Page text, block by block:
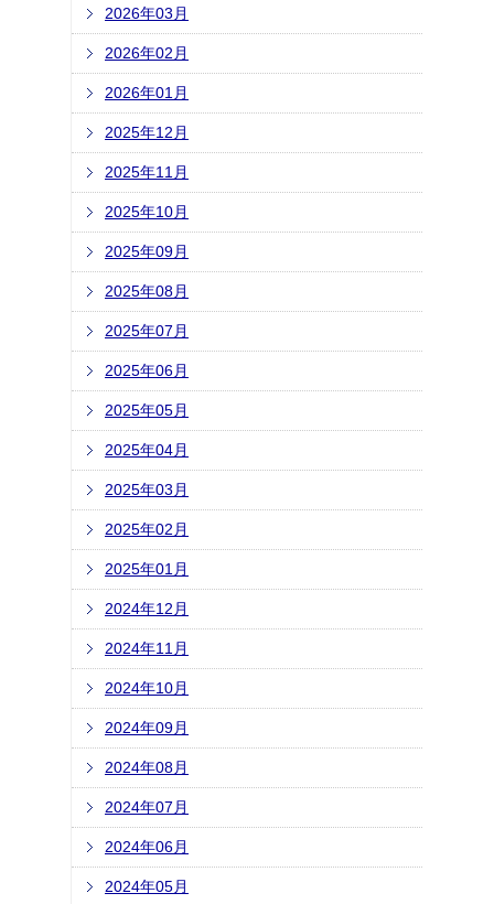
2026年03月
2026年02月
2026年01月
2025年12月
2025年11月
2025年10月
2025年09月
2025年08月
2025年07月
2025年06月
2025年05月
2025年04月
2025年03月
2025年02月
2025年01月
2024年12月
2024年11月
2024年10月
2024年09月
2024年08月
2024年07月
2024年06月
2024年05月